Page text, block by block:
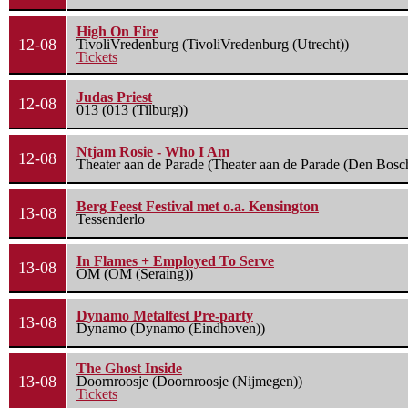
12-08
High On Fire
TivoliVredenburg (TivoliVredenburg (Utrecht))
Tickets
12-08
Judas Priest
013 (013 (Tilburg))
12-08
Ntjam Rosie - Who I Am
Theater aan de Parade (Theater aan de Parade (Den
13-08
Berg Feest Festival met o.a. Kensington
Tessenderlo
13-08
In Flames + Employed To Serve
OM (OM (Seraing))
13-08
Dynamo Metalfest Pre-party
Dynamo (Dynamo (Eindhoven))
13-08
The Ghost Inside
Doornroosje (Doornroosje (Nijmegen))
Tickets